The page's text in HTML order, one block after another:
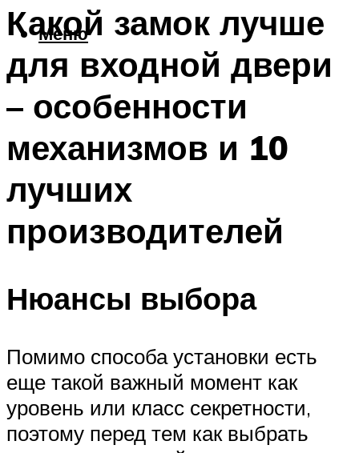
Меню
Какой замок лучше
для входной двери
– особенности
механизмов и 10
лучших
производителей
Нюансы выбора
Помимо способа установки есть
еще такой важный момент как
уровень или класс секретности,
поэтому перед тем как выбрать